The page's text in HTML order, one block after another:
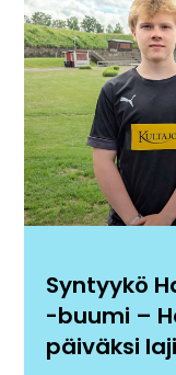
Syntyykö
-buumi –
päiväksi